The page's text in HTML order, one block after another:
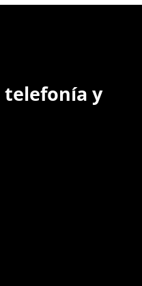
telefonía y